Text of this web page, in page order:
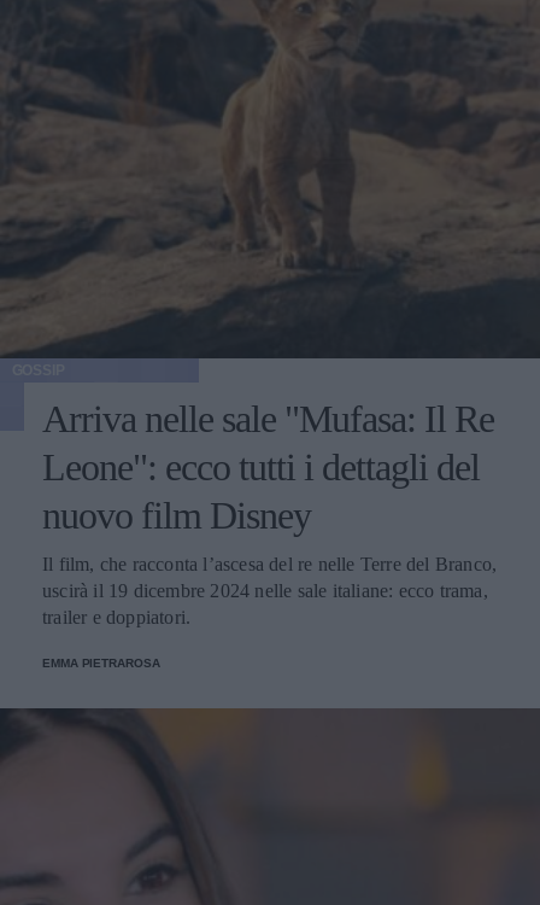
Arriva nelle sale "Mufasa: Il Re
Leone": ecco tutti i dettagli del
nuovo film Disney
Il film, che racconta l’ascesa del re nelle Terre del Branco,
uscirà il 19 dicembre 2024 nelle sale italiane: ecco trama,
trailer e doppiatori.
EMMA PIETRAROSA